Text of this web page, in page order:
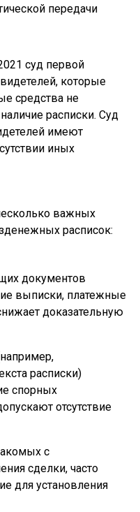
передачи
суд первой
которые
средства не
расписки. Суд
имеют
иных
важных
расписок:
документов
выписки, платежные
доказательную
расписки)
спорных
отсутствие
с
сделки, часто
для установления